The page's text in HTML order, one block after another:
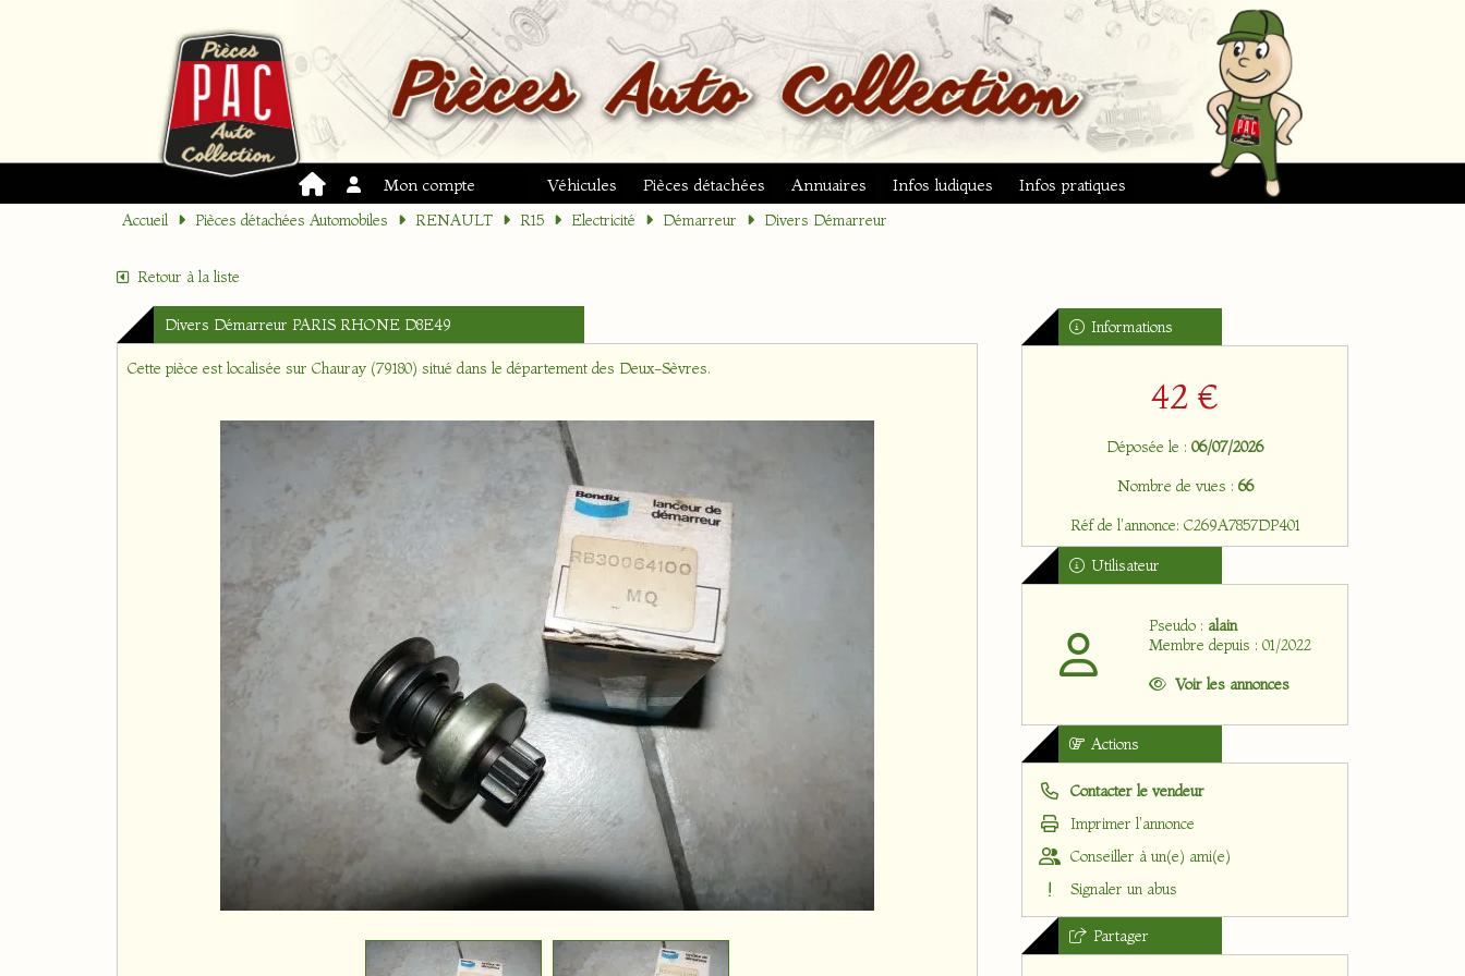
Mon compte Véhicules Pièces détachées Annuaires Infos ludiques Infos pratiques
Accueil Pièces détachées Automobiles RENAULT R15 Electricité Démarreur Divers Démarreur
Retour à la liste
Informations
42 €
Déposée le : 06/07/2026
Nombre de vues : 66
Réf de l'annonce: C269A7857DP401
Utilisateur
Pseudo : alain
Membre depuis : 01/2022
Voir les annonces
Actions
Contacter le vendeur
Imprimer l'annonce
Conseiller à un(e) ami(e)
Signaler un abus
Partager
Divers Démarreur PARIS RHONE D8E49
Cette pièce est localisée sur Chauray (79180) situé dans le département des Deux-Sèvres.